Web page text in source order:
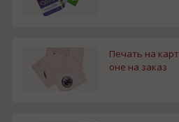
Печать на карт
оне на заказ